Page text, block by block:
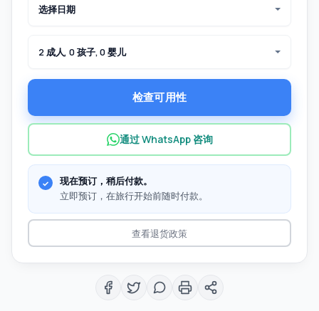
选择日期
2 成人, 0 孩子, 0 婴儿
检查可用性
通过 WhatsApp 咨询
现在预订，稍后付款。
立即预订，在旅行开始前随时付款。
查看退货政策